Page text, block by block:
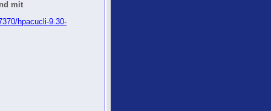
mit
hpacucli-9.30-